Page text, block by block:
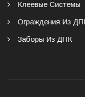
Клеевые Системы
Ограждения Из
Заборы Из ДПК